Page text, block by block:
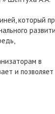
который
в
и позволяет